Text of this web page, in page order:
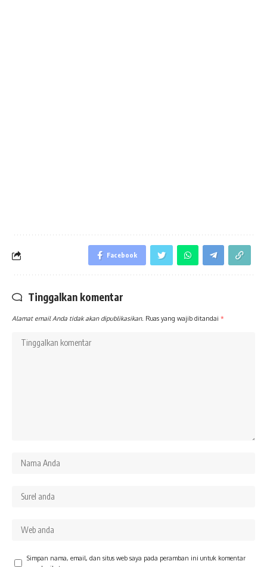
Facebook
Tinggalkan komentar
Alamat email Anda tidak akan dipublikasikan. Ruas yang wajib ditandai *
Simpan nama, email, dan situs web saya pada peramban ini untuk komentar